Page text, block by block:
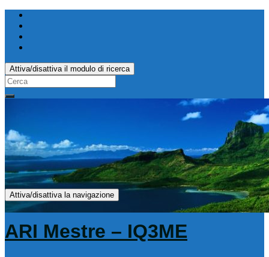
Attiva/disattiva il modulo di ricerca
Search
for:
Attiva/disattiva la navigazione
ARI Mestre – IQ3ME